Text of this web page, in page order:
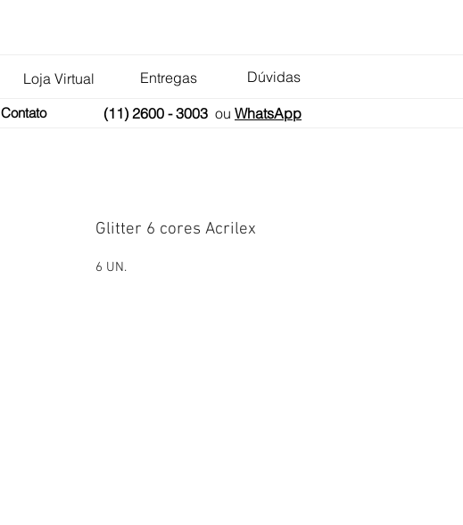
Loja Virtual Entregas Dúvidas
Glitter 6 cores Acrilex
6 UN.
(11) 2600 - 3003 ou WhatsApp
Contato